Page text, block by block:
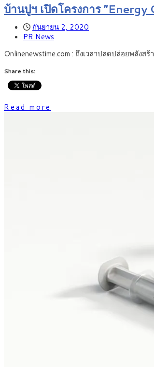
บ้านปูฯ เปิดโครงการ
กันยายน 2, 2020
PR News
Onlinenewstime.com : ถึงเวลาปลดปล่อยพลังส
Share this:
Read more